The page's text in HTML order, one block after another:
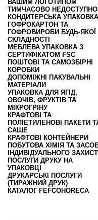
ВАШИМ ЛОГОТИПОМ
ТИМЧАСОВО НЕДОСТУПНО
КОНДИТЕРСЬКА УПАКОВКА
ГОФРОКАРТОН ТА
ГОФРОВИРОБИ БУДЬ-ЯКОЇ
СКЛАДНОСТІ
МЕБЛЕВА УПАКОВКА З
СЕРТИФІКАТОМ FSC
ПОШТОВІ ТА САМОЗБІРНІ
КОРОБКИ
ДОПОМІЖНІ ПАКУВАЛЬНІ
МАТЕРІАЛИ
УПАКОВКА ДЛЯ ЯГІД,
ОВОЧІВ, ФРУКТІВ ТА
МІКРОГРІНУ
КРАФТОВІ ТА
ПОЛІЕТИЛЕНОВІ ПАКЕТИ
САШЕ
КРАФТОВІ КОНТЕЙНЕРИ
ПОБУТОВА ХІМІЯ ТА
ІНДИВІДУАЛЬНОГО
ПОСЛУГИ ДРУКУ НА
УПАКОВЦІ
ДРУКАРСЬКІ ПОСЛУГИ
(ТИРАЖНИЙ ДРУК)
КАТАЛОГ FEFCOHORECA